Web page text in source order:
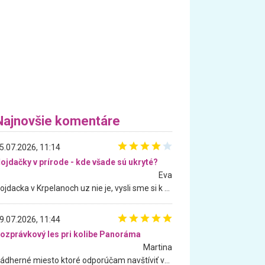
komentáre
11:14
v prírode - kde všade sú ukryté?
Eva
11:44
les pri kolibe Panoráma
Martina